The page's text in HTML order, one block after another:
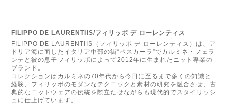
FILIPPO DE LAURENTIIS/フィリッポ デ ローレンティス
FILIPPO DE LAURENTIIS（フィリッポ デ ローレンティス）は、ア
ドリア海に面したイタリア中部の街“ペスカーラ”でカルミネ・フェラ
ンテと彼の息子フィリッポによって2012年に生まれたニット専業の
ブランド。
コレクションはカルミネの70年代から今日に至るまで多くの知識と
経験、フィリッポのモダンなテクニックと素材の研究を融合させ、古
典的なニットウェアの伝統を際立たせながらも現代的でスタイリッシ
ュに仕上げています。